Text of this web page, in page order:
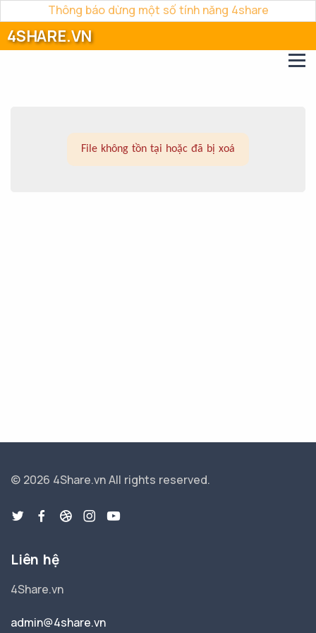
Thông báo dừng một số tính năng 4share
4SHARE.VN
File không tồn tại hoặc đã bị xoá
© 2026 4Share.vnAll rights reserved.
Liên hệ
4Share.vn
admin@4share.vn